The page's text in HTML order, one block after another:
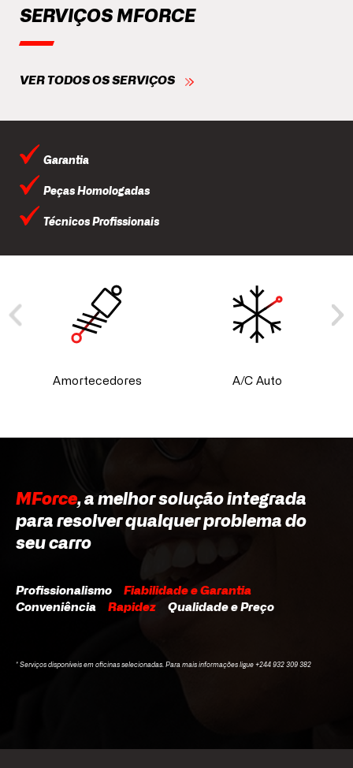
SERVIÇOS MFORCE
VER TODOS OS SERVIÇOS
Garantia
Peças Homologadas
Técnicos Profissionais
Amortecedores A/C Auto
MForce, a melhor solução integrada
para resolver qualquer problema do
seu carro
Profissionalismo Fiabilidade e Garantia
Conveniência Rapidez Qualidade e Preço
* Serviços disponíveis em oficinas selecionadas. Para mais informações ligue +244 932 309 382